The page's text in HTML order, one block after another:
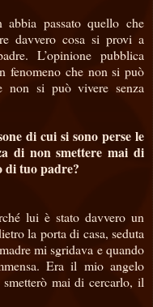
passato quello che
davvero cosa si provi a
L’opinione pubblica
fenomeno che non si può
non si può vivere senza
di cui si sono perse le
di non smettere mai di
di tuo padre?
lui è stato davvero un
la porta di casa, seduta
mi sgridava e quando
Era il mio angelo
mai di cercarlo, il